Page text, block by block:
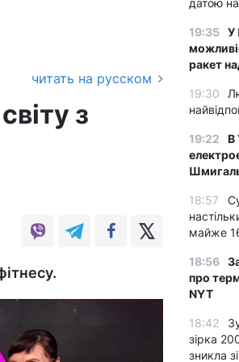
читать на русском
з
датою
19:35 У
ракет
19:30
19:22
В
18:57
майже
18:56
про
NYT
18:42
зірка
зникла